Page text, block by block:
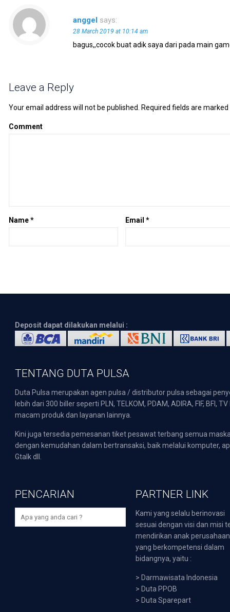
anggel says:
28 March 2019 at 10:14 am
bagus,,cocok buat adik saya dari pada main
Leave a Reply
Your email address will not be published. Required fields are marked
Comment
Name* Email *
Deposit dapat dilakukan melalui :
TENTANG DUTA PULSA
Duta Pulsa merupakan agen pulsa / distributor pulsa sebagai
lebih dari 300 biller seperti PLN, TELKOM, PDAM, ADIRA, FIF,
macam produk dan layanan lainnya.
Kini juga tersedia pemesanan tiket pesawat terbang semua
dengan kemudahan dalam bertransaksi, baik melalui komputer,
Gtalk dll.
PENCARIAN PARTNER LINK
Kami yang selalu berinovasi
sesuai dengan visi dan misi
mendirikan anak perusahaan
yang berkompetensi dalam
bidangnya, yaitu :
> Darmawisata Indonesia
> Duta PPOB
> Duta Sparepart